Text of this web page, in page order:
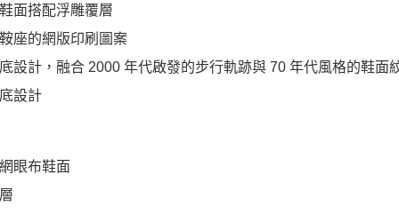
面搭配浮雕覆層
座的網版印刷圖案
設計，融合 2000 年代啟發的步行軌跡與 70 年代風格的鞋面
設計
眼布鞋面